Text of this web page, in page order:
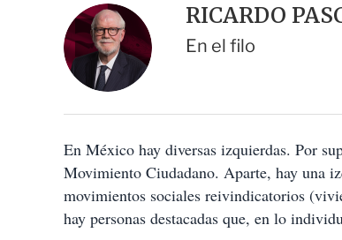
o
n
e
s
d
e
c
m
a
r
t
i
d
a
r
RICARDO
En el filo
En México hay diversas izquierdas. Por
Movimiento Ciudadano. Aparte, hay una
movimientos sociales reivindicatorios
hay personas destacadas que, en lo